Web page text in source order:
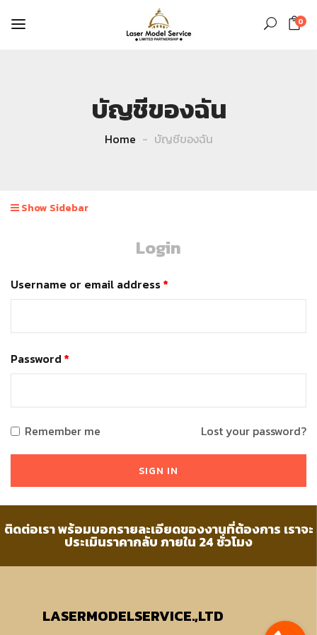
0
บัญชีของฉัน
Home บัญชีของฉัน
Show Sidebar
Login
Username or email address*
Password *
Remember me Lost your password?
ติดต่อเรา พร้อมบอกรายละเอียดของงานที่ต้องการ เราจะ
ประเมินราคากลับ ภายใน 24 ชั่วโมง
LASERMODELSERVICE.,LTD